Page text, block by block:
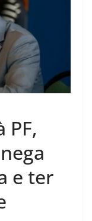
PF,
e ter